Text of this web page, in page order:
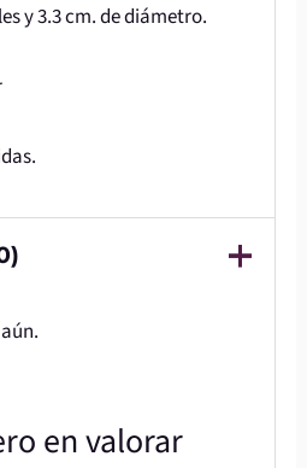
y 3.3 cm. de diámetro.
en valorar